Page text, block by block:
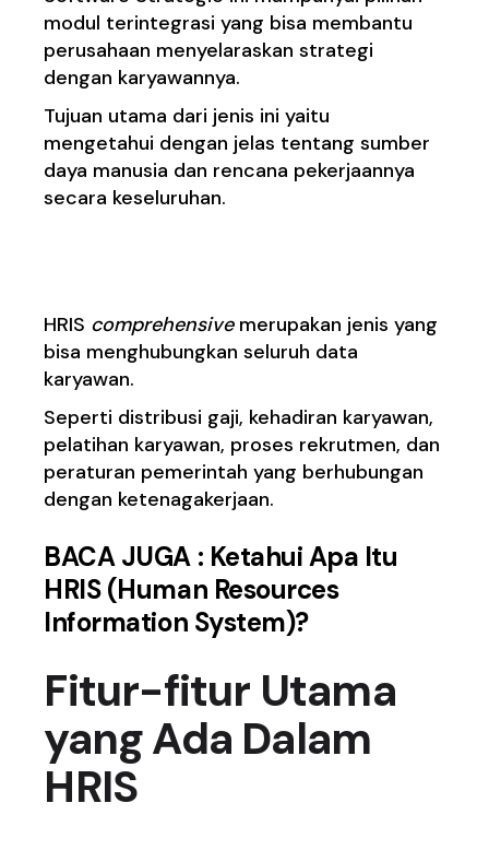
modul terintegrasi yang bisa membantu
perusahaan menyelaraskan strategi
dengan karyawannya.
Tujuan utama dari jenis ini yaitu
mengetahui dengan jelas tentang sumber
daya manusia dan rencana pekerjaannya
secara keseluruhan.
HRIS comprehensive merupakan jenis yang
bisa menghubungkan seluruh data
karyawan.
Seperti distribusi gaji, kehadiran karyawan,
pelatihan karyawan, proses rekrutmen, dan
peraturan pemerintah yang berhubungan
dengan ketenagakerjaan.
BACA JUGA : Ketahui Apa Itu
HRIS (Human Resources
Information System)?
Fitur-fitur Utama
yang Ada Dalam
HRIS